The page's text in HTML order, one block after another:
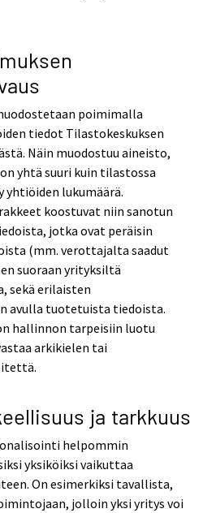
poimimalla
tiedot Tilastokeskuksen
Näin muodostuu aineisto,
yhtä suuri kuin tilastossa
lukumäärä.
koostuvat niin sanotun
jotka ovat peräisin
(mm. verottajalta saadut
suoraan yrityksiltä
sekä erilaisten
avulla tuotetuista tiedoista.
hallinnon tarpeisiin luotu
arkikielen tai
ja tarkkuus
helpommin
yksiköiksi vaikuttaa
On esimerkiksi tavallista,
jolloin yksi yritys voi